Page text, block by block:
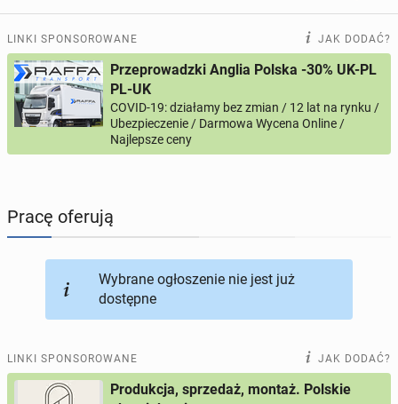
ogłoszeń online
PROFILE KANDYDATÓW 294 profile online
USŁUGI 165ogłoszeń online
KUPIĘ & SPRZEDAM
LINKI SPONSOROWANE JAK DODAĆ?
Przeprowadzki Anglia Polska -30% UK-PL
PL-UK
COVID-19: działamy bez zmian / 12 lat na rynku /
Ubezpieczenie / Darmowa Wycena Online /
Najlepsze ceny
Pracę oferują
Wybrane ogłoszenie nie jest już
dostępne
LINKI SPONSOROWANE JAK DODAĆ?
Produkcja, sprzedaż, montaż. Polskie